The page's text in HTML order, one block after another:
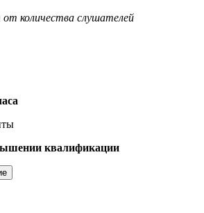
количества слушателей
квалификации